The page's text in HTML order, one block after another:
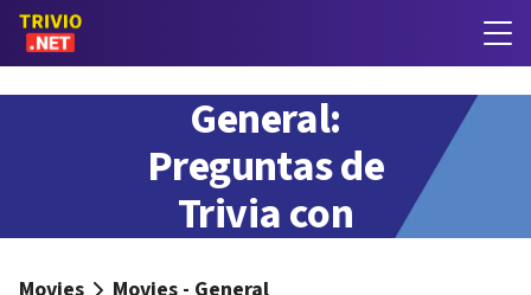
Movies -
General:
Preguntas de
Trivia con